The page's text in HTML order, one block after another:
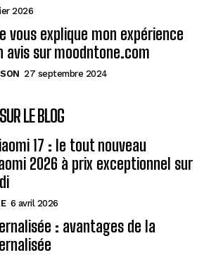
2026
vous explique mon expérience
avis sur moodntone.com
27 septembre 2024
LE BLOG
17 : le tout nouveau
2026 à prix exceptionnel sur
6 avril 2026
: avantages de la